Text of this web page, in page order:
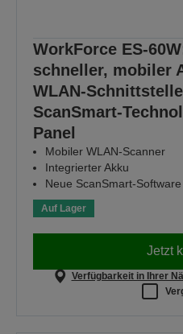
WorkForce ES-
schneller, mobiler
WLAN-
ScanSmart-
Panel
Mobiler WLAN-Scanner
Integrierter Akku
Neue ScanSmart-Software
Auf Lager
Jetzt
Verfügbarkeit in Ihrer